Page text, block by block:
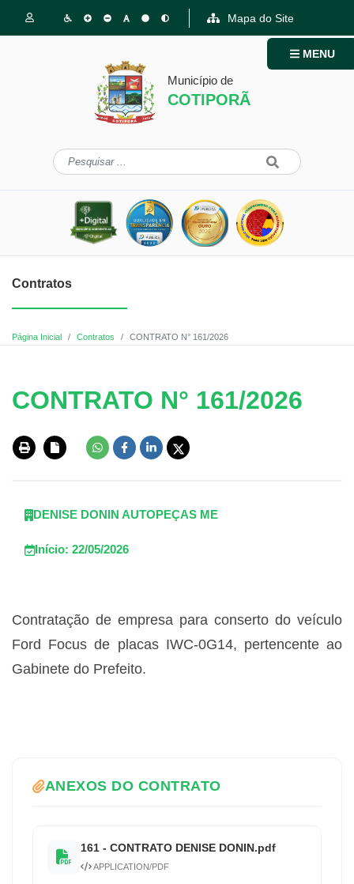
Mapa do Site
Município de
COTIPORÃ
MENU
Contratos
Página Inicial Contratos CONTRATO N° 161/2026
CONTRATO N° 161/2026
DENISE DONIN AUTOPEÇAS ME
Início: 22/05/2026
Contratação de empresa para conserto do veículo
Ford Focus de placas IWC-0G14, pertencente ao
Gabinete do Prefeito.
ANEXOS DO CONTRATO
161 - CONTRATO DENISE DONIN.pdf
APPLICATION/PDF